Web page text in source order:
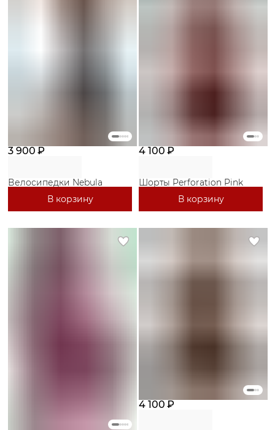
3 900 ₽
Велосипедки Nebula
В корзину
4 100 ₽
Шорты Perforation Pink
В корзину
4 100 ₽